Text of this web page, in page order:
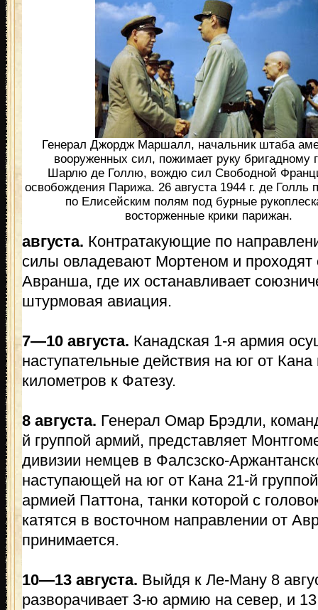
Генерал Джордж Маршалл, начальник штаба
вооруженных сил, пожимает руку бригадному
Шарлю де Голлю, вождю сил Свободной
освобождения Парижа. 26 августа 1944 г. де Голль
по Елисейским полям под бурные
восторженные крики парижан.
августа. Контратакующие по
силы овладевают Мортеном и проходят
Авранша, где их останавливает
штурмовая авиация.
7—10 августа. Канадская 1-я армия
наступательные действия на юг от Кана
километров к Фатезу.
8 августа. Генерал Омар Брэдли,
й группой армий, представляет
дивизии немцев в Фалсзско-
наступающей на юг от Кана 21-й
армией Паттона, танки которой с
катятся в восточном направлении от
принимается.
10—13 августа. Выйдя к Ле-Ману 8
разворачивает 3-ю армию на север, и 13